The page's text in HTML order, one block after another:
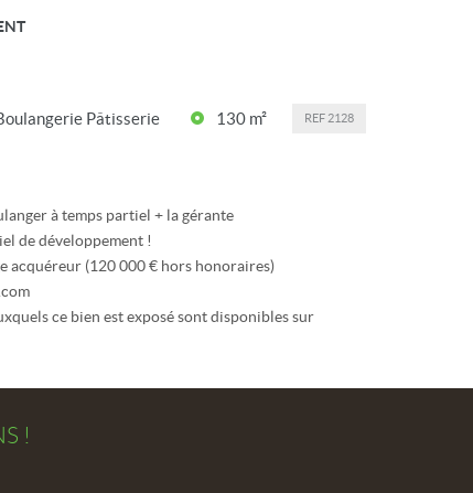
Pâtisserie 130 m² REF 2128
à temps partiel + la gérante
de développement !
acquéreur (120 000 € hors honoraires)
ce bien est exposé sont disponibles sur
!